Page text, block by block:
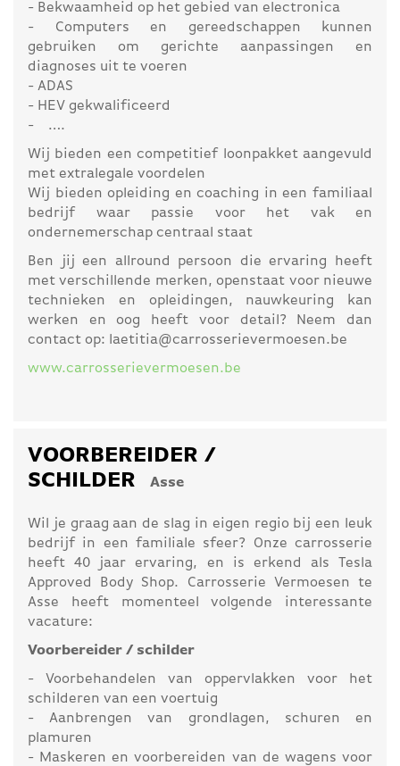
- Bekwaamheid op het gebied van electronica
- Computers en gereedschappen kunnen
gebruiken om gerichte aanpassingen en
diagnoses uit te voeren
- ADAS
- HEV gekwalificeerd
- ….
Wij bieden een competitief loonpakket aangevuld
met extralegale voordelen
Wij bieden opleiding en coaching in een familiaal
bedrijf waar passie voor het vak en
ondernemerschap centraal staat
Ben jij een allround persoon die ervaring heeft
met verschillende merken, openstaat voor nieuwe
technieken en opleidingen, nauwkeuring kan
werken en oog heeft voor detail? Neem dan
contact op: laetitia@carrosserievermoesen.be
www.carrosserievermoesen.be
VOORBEREIDER /
SCHILDER
Asse
Wil je graag aan de slag in eigen regio bij een leuk
bedrijf in een familiale sfeer? Onze carrosserie
heeft 40 jaar ervaring, en is erkend als Tesla
Approved Body Shop. Carrosserie Vermoesen te
Asse heeft momenteel volgende interessante
vacature:
Voorbereider / schilder
- Voorbehandelen van oppervlakken voor het
schilderen van een voertuig
- Aanbrengen van grondlagen, schuren en
plamuren
- Maskeren en voorbereiden van de wagens voor